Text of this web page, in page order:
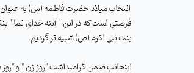
انتخاب میلاد حضرت فاطمه (س) به عنوان
فرصتی است که در این " آینه خدای نما "
بنت نبی اکرم (ص) شبیه تر گردیم.
اینجانب ضمن گرامیداشت "روز زن " و